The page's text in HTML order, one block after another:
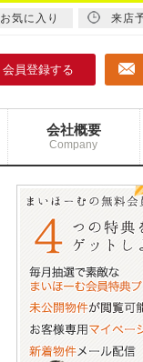
会員登録する
会社概要
Company
お気に入り 来店